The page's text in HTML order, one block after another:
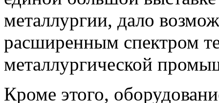
металлургии, дало
расширенным спектром
металлургической
Кроме этого,